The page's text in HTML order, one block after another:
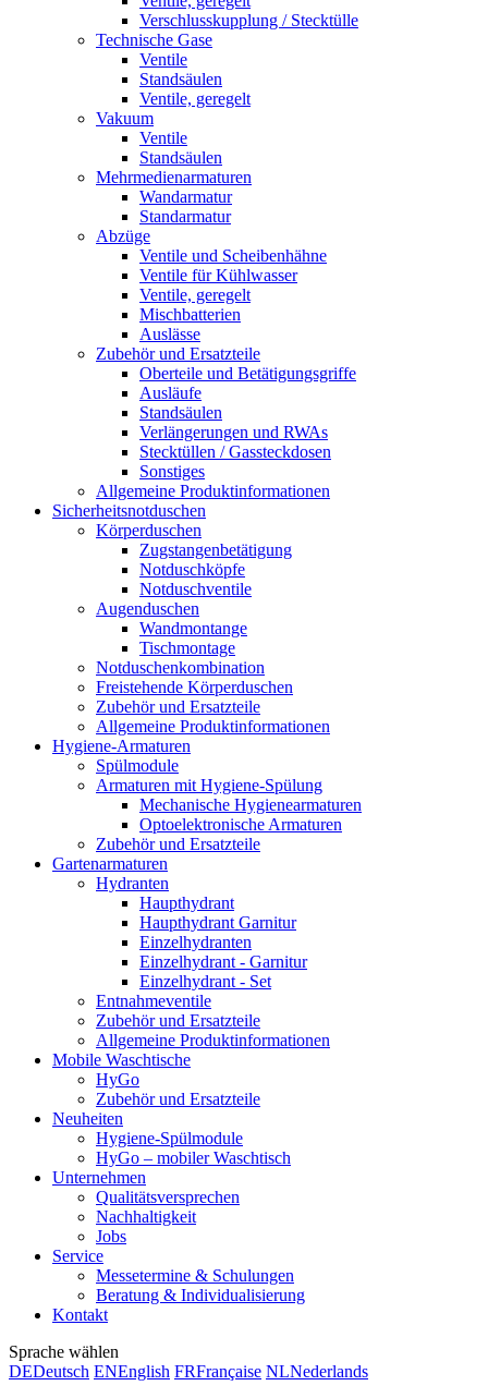
Verschlusskupplung / Stecktülle
Technische Gase
Ventile
Standsäulen
Ventile, geregelt
Vakuum
Ventile
Standsäulen
Mehrmedienarmaturen
Wandarmatur
Standarmatur
Abzüge
Ventile und Scheibenhähne
Ventile für Kühlwasser
Ventile, geregelt
Mischbatterien
Auslässe
Zubehör und Ersatzteile
Oberteile und Betätigungsgriffe
Ausläufe
Standsäulen
Verlängerungen und RWAs
Stecktüllen / Gassteckdosen
Sonstiges
Allgemeine Produktinformationen
Sicherheitsnotduschen
Körperduschen
Zugstangenbetätigung
Notduschköpfe
Notduschventile
Augenduschen
Wandmontange
Tischmontage
Notduschenkombination
Freistehende Körperduschen
Zubehör und Ersatzteile
Allgemeine Produktinformationen
Hygiene-Armaturen
Spülmodule
Armaturen mit Hygiene-Spülung
Mechanische Hygienearmaturen
Optoelektronische Armaturen
Zubehör und Ersatzteile
Gartenarmaturen
Hydranten
Haupthydrant
Haupthydrant Garnitur
Einzelhydranten
Einzelhydrant - Garnitur
Einzelhydrant - Set
Entnahmeventile
Zubehör und Ersatzteile
Allgemeine Produktinformationen
Mobile Waschtische
HyGo
Zubehör und Ersatzteile
Neuheiten
Hygiene-Spülmodule
HyGo – mobiler Waschtisch
Unternehmen
Qualitätsversprechen
Nachhaltigkeit
Jobs
Service
Messetermine & Schulungen
Beratung & Individualisierung
Kontakt
Sprache wählen
DEDeutsch ENEnglish FRFrançaise NLNederlands